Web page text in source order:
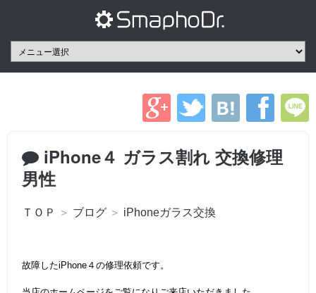
iPhone４ ガラス割れ 交換修理
男性
ＴＯＰ ＞ ブログ ＞ iPhoneガラス交換
故障したiPhone４の修理依頼です。